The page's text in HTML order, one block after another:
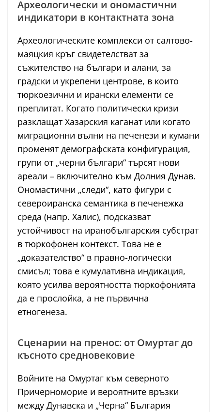
Археологически и ономастични
индикатори в контактната зона
Археологическите комплекси от салтово-
маяцкия кръг свидетелстват за
съжителство на българи и алани, за
градски и укрепени центрове, в които
тюркоезични и ирански елементи се
преплитат. Когато политически кризи
разклащат Хазарския каганат или когато
миграционни вълни на печенези и кумани
променят демографската конфигурация,
групи от „черни българи“ търсят нови
ареали – включително към Долния Дунав.
Ономастични „следи“, като фигури с
североиранска семантика в печенежка
среда (напр. Халис), подсказват
устойчивост на иранобългарския субстрат
в тюркофонен контекст. Това не е
„доказателство“ в правно-логически
смисъл; това е кумулативна индикация,
която усилва вероятността тюркофонията
да е прослойка, а не първична
етногенеза.
Сценарии на пренос: от Омуртаг до
късното средновековие
Войните на Омуртаг към северното
Причерноморие и вероятните връзки
между Дунавска и „Черна“ България